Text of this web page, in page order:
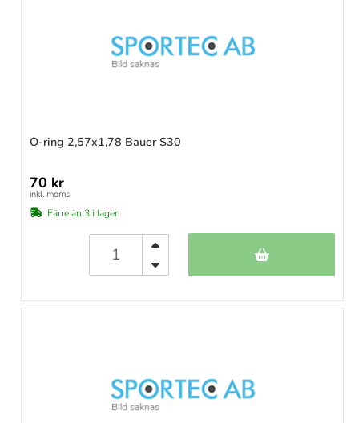
O-ring 2,57x1,78 Bauer S30
70 kr
inkl. moms
Färre än 3 i lager